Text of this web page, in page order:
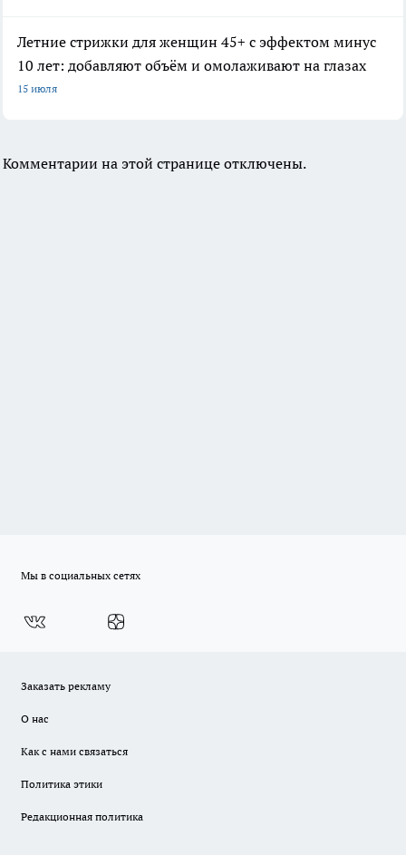
Летние стрижки для женщин 45+ с эффектом минус
10 лет: добавляют объём и омолаживают на глазах
15 июля
Комментарии на этой странице отключены.
Мы в социальных сетях
Заказать рекламу
О нас
Как с нами связаться
Политика этики
Редакционная политика